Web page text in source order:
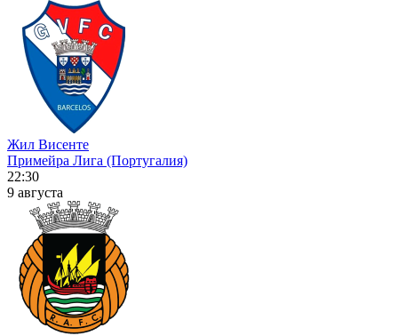
Жил Висенте
Примейра Лига (Португалия)
22:30
9 августа